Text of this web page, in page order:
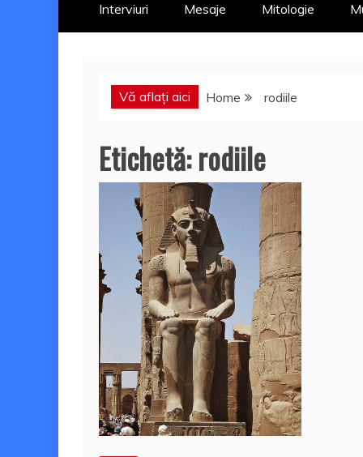
Interviuri Mesaje Mitologie
Vă aflați aici Home rodiile
Etichetă:rodiile